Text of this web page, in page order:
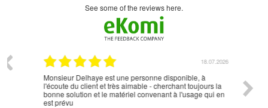
see some of the reviews here.
18.07.2026
Monsieur Delhaye est une personne disponible, à
l'écoute du client et très aimable - cherchant toujours la
bonne solution et le matériel convenant à l'usage qui en
est prévu